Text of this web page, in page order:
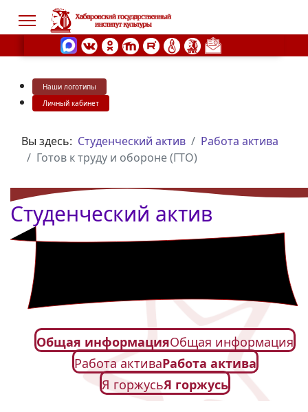
Наши логотипы
Личный кабинет
Вы здесь: Студенческий актив
Работа актива
Готов к труду и обороне (ГТО)
Студенческий актив
Общая информацияОбщая информация
Работа активаРабота актива
Я горжусьЯ горжусь